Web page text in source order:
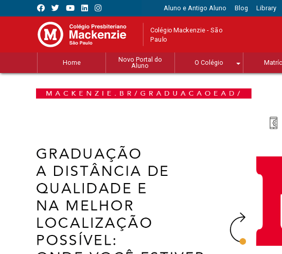
Aluno e Antigo Aluno Blog Library
Colégio Mackenzie - São
Paulo
Home
Novo Portal do
Aluno
O Colégio